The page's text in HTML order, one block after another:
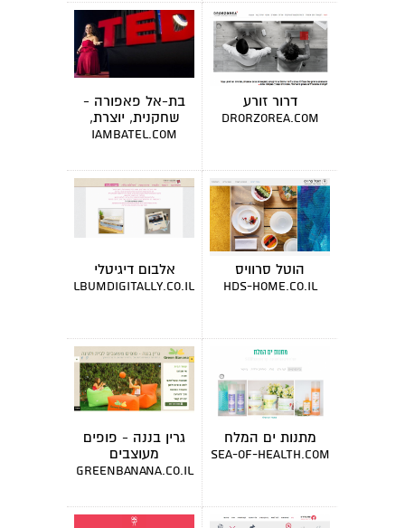
דרור זורע
drorzorea.com
בת-אל פאפורה -
שחקנית, יוצרת,
מרצה
iambatel.com
הוטל סרוויס
hds-home.co.il
אלבום דיגיטלי
albumdigitally.co.il
מתנות ים המלח
sea-of-health.com
גרין בננה - פופים
מעוצבים
greenbanana.co.il